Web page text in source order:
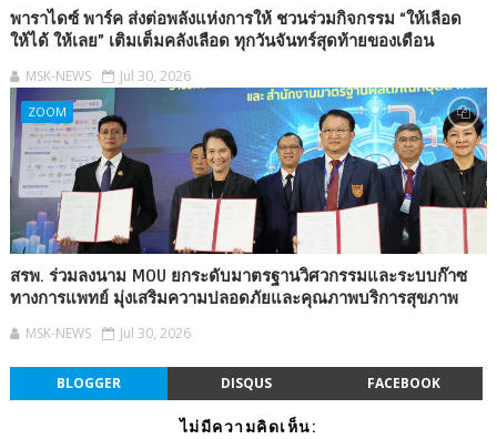
พาราไดซ์ พาร์ค ส่งต่อพลังแห่งการให้ ชวนร่วมกิจกรรม “ให้เลือด
ให้ได้ ให้เลย” เติมเต็มคลังเลือด ทุกวันจันทร์สุดท้ายของเดือน
MSK-NEWS Jul 30, 2026
ZOOM
สรพ. ร่วมลงนาม MOU ยกระดับมาตรฐานวิศวกรรมและระบบก๊าซ
ทางการแพทย์ มุ่งเสริมความปลอดภัยและคุณภาพบริการสุขภาพ
MSK-NEWS Jul 30, 2026
BLOGGER DISQUS FACEBOOK
ไม่มีความคิดเห็น: